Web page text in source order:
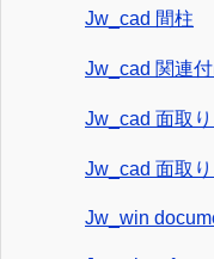
Jw_cad 間柱
Jw_cad 関連
Jw_cad 面取
Jw_cad 面取
Jw_win